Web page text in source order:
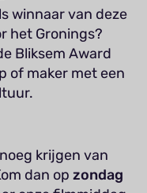
winnaar van deze
het Gronings?
Bliksem Award
of maker met een
krijgen van
dan op zondag